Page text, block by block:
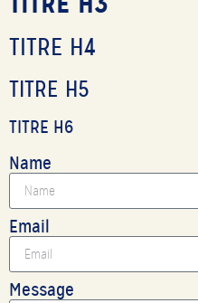
TITRE H4
TITRE H5
TITRE H6
Name
Email
Message